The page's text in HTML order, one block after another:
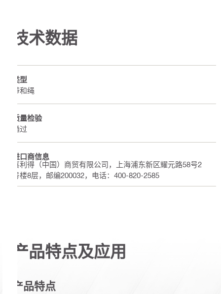
技术数据
类型
带和绳
质量检验
通过
进口商信息
喜利得（中国）商贸有限公司，上海浦东新区耀元路58号2
号楼8层，邮编200032，电话：400-820-2585
产品特点及应用
产品特点